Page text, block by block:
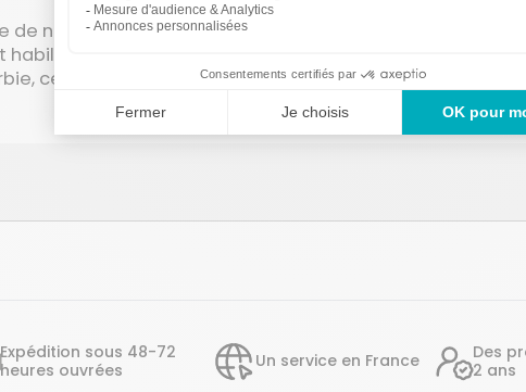
de nombreux petits accessoires dont un tapis de jeux,
habiller leur nouvelle maison comme bon leur semble.
cette collection encourage les enfants à exprimer
Expédition sous 48-72
heures ouvrées
Un service en France
Des
2 ans